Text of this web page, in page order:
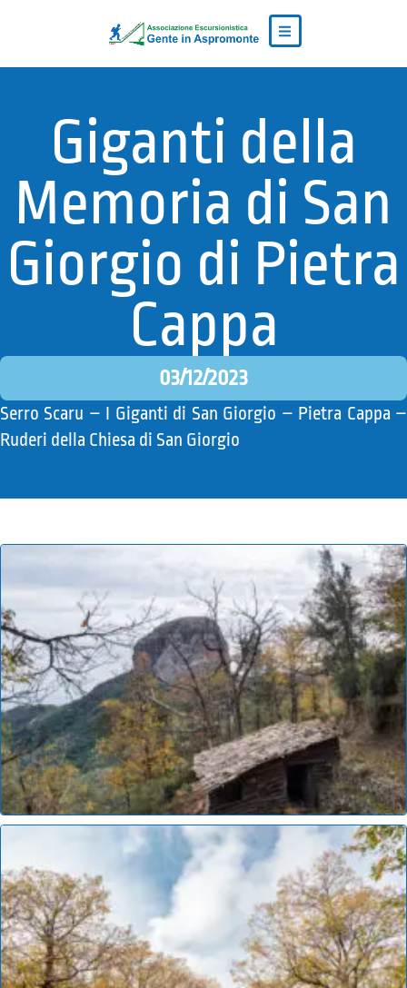
Giganti della
Memoria di San
Giorgio di Pietra
Cappa
03/12/2023
Serro Scaru – I Giganti di San Giorgio – Pietra Cappa –
Ruderi della Chiesa di San Giorgio